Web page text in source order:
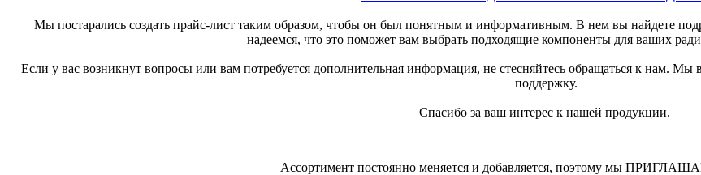
Мы постарались создать прайс-лист таким образом, чтобы он был понятным и информативным. В нем вы найдете
надеемся, что это поможет вам выбрать подходящие компоненты для ваших
Если у вас возникнут вопросы или вам потребуется дополнительная информация, не стесняйтесь обращаться к нам.
поддержку.
Спасибо за ваш интерес к нашей продукции.
Ассортимент постоянно меняется и добавляется, поэтому мы